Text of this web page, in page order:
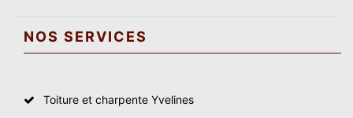
NOS SERVICES
Toiture et charpente Yvelines